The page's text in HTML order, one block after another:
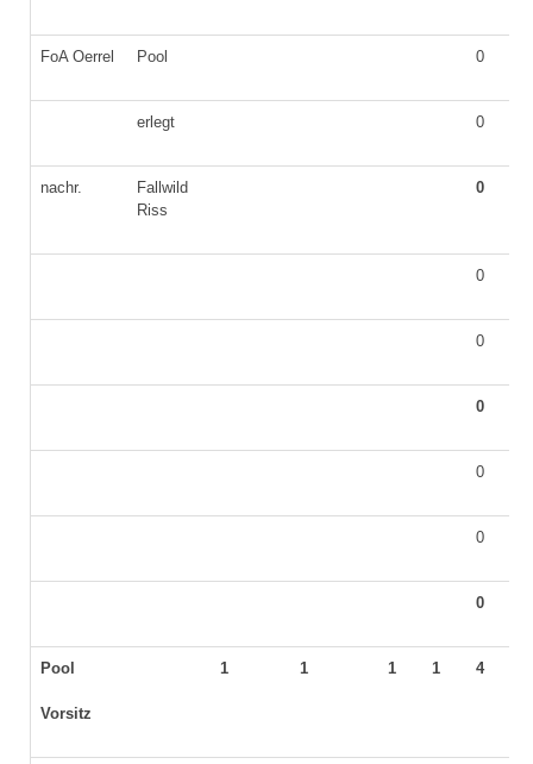
FoA Oerrel Pool 0
erlegt 0
nachr.
Fallwild
Riss
0
0
0
0
0
0
0
Pool
Vorsitz
1 1 1 1 4